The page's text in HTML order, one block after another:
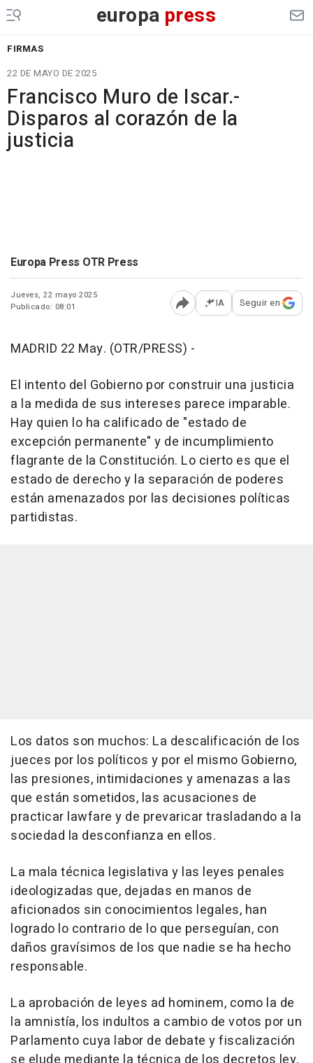
europa press
FIRMAS
22 DE MAYO DE 2025
Francisco Muro de Iscar.-
Disparos al corazón de la
justicia
Europa Press OTR Press
Jueves, 22 mayo 2025
Publicado: 08:01
Abrir opciones para
IA Seguir en
MADRID 22 May. (OTR/PRESS) -
El intento del Gobierno por construir una justicia
a la medida de sus intereses parece imparable.
Hay quien lo ha calificado de "estado de
excepción permanente" y de incumplimiento
flagrante de la Constitución. Lo cierto es que el
estado de derecho y la separación de poderes
están amenazados por las decisiones políticas
partidistas.
Los datos son muchos: La descalificación de los
jueces por los políticos y por el mismo Gobierno,
las presiones, intimidaciones y amenazas a las
que están sometidos, las acusaciones de
practicar lawfare y de prevaricar trasladando a la
sociedad la desconfianza en ellos.
La mala técnica legislativa y las leyes penales
ideologizadas que, dejadas en manos de
aficionados sin conocimientos legales, han
logrado lo contrario de lo que perseguían, con
daños gravísimos de los que nadie se ha hecho
responsable.
La aprobación de leyes ad hominem, como la de
la amnistía, los indultos a cambio de votos por un
Parlamento cuya labor de debate y fiscalización